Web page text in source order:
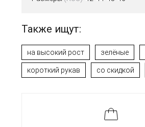
Также ищут:
на высокий рост зелёные
короткий рукав со скидкой